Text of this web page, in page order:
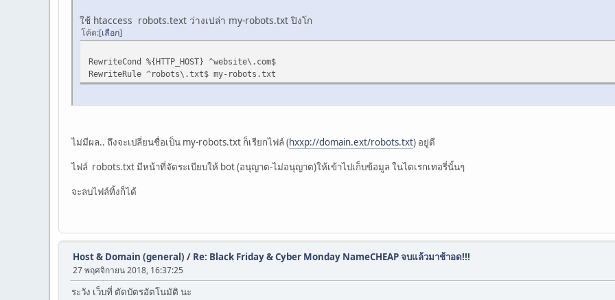
ใช้ htaccess robots.text ว่างเปล่า my-robots.txt ปิงโก
โค้ด เลือก
RewriteCond %{HTTP_HOST} ^website\.com$
RewriteRule ^robots\.txt$ my-robots.txt
ไม่มีผล.. ถึงจะเปลี่ยนชื่อเป็น my-robots.txt ก็เรียกไฟล์ (hxxp://domain.ext/robots.txt) อยู่ดี
ไฟล์ robots.txt มีหน้าที่จัดระเบียบให้ bot (อนุญาต-ไม่อนุญาต)ให้เข้าไปเก็บข้อมูล ในไดเรกเทอรี่นั้นๆ
จะลบไฟล์ทิ้งก็ได้
Host & Domain (general) / Re: Black Friday & Cyber Monday NameCHEAP จบแล้วมาช้าอด!!!
27 พฤศจิกายน 2018, 16:37:25
ระวัง เว็บที่ ตัดบัตรอัตโนมัติ นะ